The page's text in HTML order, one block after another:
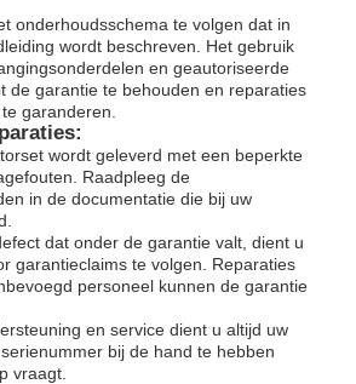
onderhoudsschema te volgen dat in
wordt beschreven. Het gebruik
en geautoriseerde
de garantie te behouden en reparaties
garanderen.
wordt geleverd met een beperkte
Raadpleeg de
in de documentatie die bij uw
dat onder de garantie valt, dient u
garantieclaims te volgen. Reparaties
personeel kunnen de garantie
en service dient u altijd uw
bij de hand te hebben
vraagt.